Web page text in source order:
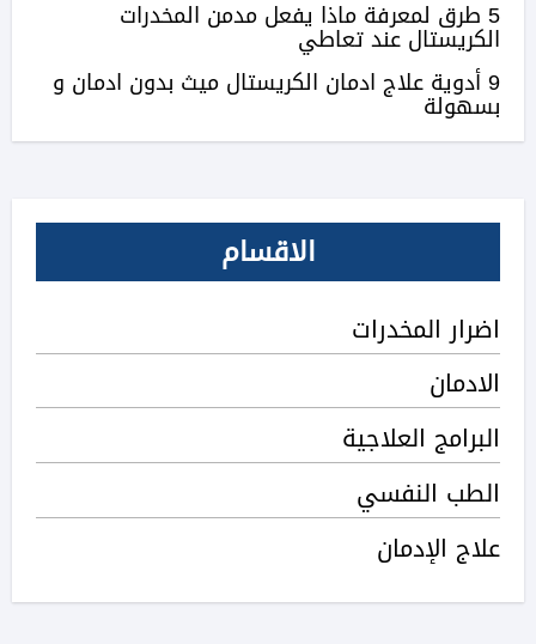
5 طرق لمعرفة ماذا يفعل مدمن المخدرات
الكريستال عند تعاطي
9 أدوية علاج ادمان الكريستال ميث بدون ادمان و
بسهولة
الاقسام
اضرار المخدرات
الادمان
البرامج العلاجية
الطب النفسي
علاج الإدمان